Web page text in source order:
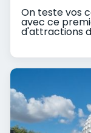
On teste vos
avec ce
d'attractions